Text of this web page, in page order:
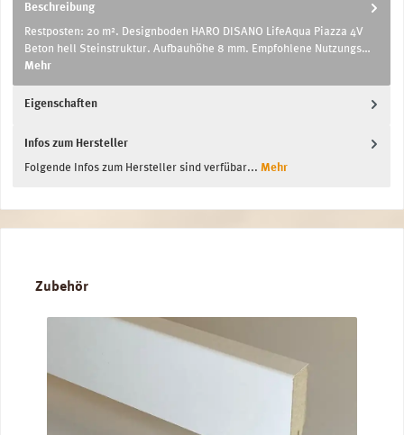
Beschreibung
Restposten: 20 m². Designboden HARO DISANO LifeAqua Piazza 4V
Beton hell Steinstruktur. Aufbauhöhe 8 mm. Empfohlene Nutzungs…
Mehr
Eigenschaften
Infos zum Hersteller
Folgende Infos zum Hersteller sind verfübar... Mehr
Produktgalerie überspringen
Zubehör